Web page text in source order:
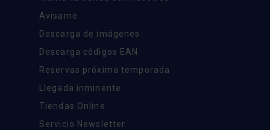
Avísame
Descarga de imágenes
Descarga códigos EAN
Reservas próxima temporada
Llegada inminente
Tiendas Online
Servicio Newsletter